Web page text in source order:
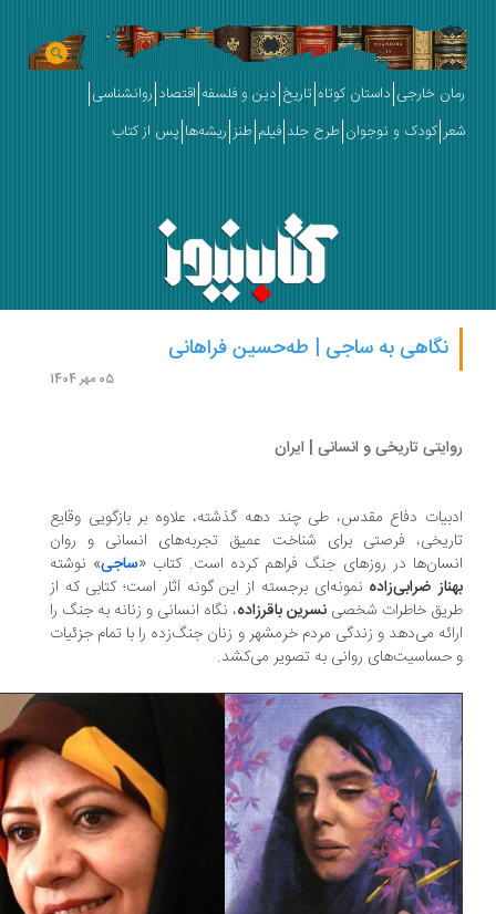
خارجی داستان کوتاه تاریخ دین و فلسفه اقتصاد روانشناسی
کودک و نوجوان طرح جلد فیلم طنز ریشه‌ها پس از کتاب
نگاهی به ساجی | طه‌حسین فراهانی
تاریخی و انسانی | ایران
دفاع مقدس، طی چند دهه گذشته، علاوه بر بازگویی وقایع
فرصتی برای شناخت عمیق تجربه‌های انسانی و روان
در روزهای جنگ فراهم کرده است. کتاب «ساجی» نوشته
ضرابی‌زادهنمونه‌ای برجسته از این گونه آثار است؛ کتابی که از
خاطرات شخصینسرین باقرزاده، نگاه انسانی و زنانه به جنگ را
می‌دهد و زندگی مردم خرمشهر و زنان جنگ‌زده را با تمام جزئیات
حساسیت‌های روانی به تصویر می‌کشد.